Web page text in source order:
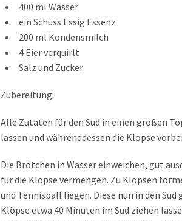
400 ml Wasser
ein Schuss Essig Essenz
200 ml Kondensmilch
4 Eier verquirlt
Salz und Zucker
Zubereitung:
Alle Zutaten für den Sud in einen großen
lassen und währenddessen die Klopse
Die Brötchen in Wasser einweichen, gut
für die Klöpse vermengen. Zu Klöpsen
und Tennisball liegen. Diese nun in den
Klöpse etwa 40 Minuten im Sud ziehen